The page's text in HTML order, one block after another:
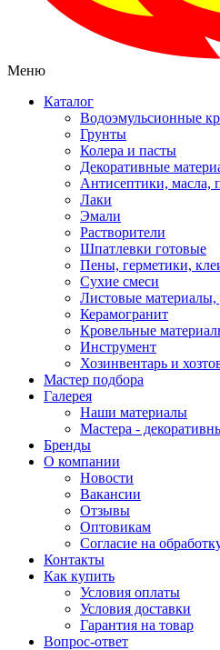
Меню
Каталог
Водоэмульсионные
Грунты
Колера и пасты
Декоративные
Антисептики, масла,
Лаки
Эмали
Растворители
Шпатлевки готовые
Пены, герметики,
Сухие смеси
Листовые материалы,
Керамогранит
Кровельные
Инструмент
Хозинвентарь и
Мастер подбора
Галерея
Наши материалы
Мастера -
Бренды
О компании
Новости
Вакансии
Отзывы
Оптовикам
Cогласие на
Контакты
Как купить
Условия оплаты
Условия доставки
Гарантия на товар
Вопрос-ответ